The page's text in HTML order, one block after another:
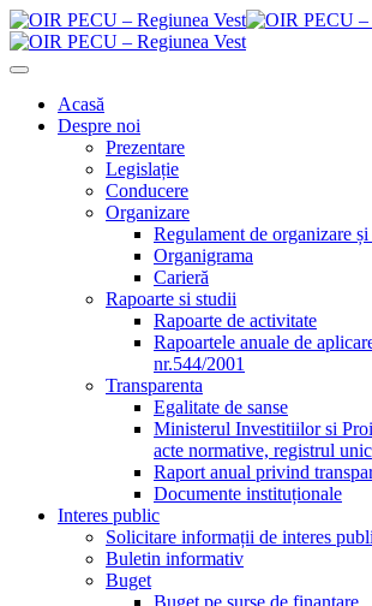
Acasă
Despre noi
Prezentare
Legislație
Conducere
Organizare
Regulament de organizare
Organigrama
Carieră
Rapoarte si studii
Rapoarte de activitate
Rapoartele anuale de
nr.544/2001
Transparenta
Egalitate de sanse
Ministerul Investitiilor si
acte normative, registrul unic
Raport anual privind
Documente instituționale
Interes public
Solicitare informații de interes
Buletin informativ
Buget
Buget pe surse de finanțare